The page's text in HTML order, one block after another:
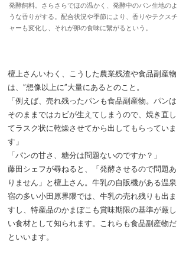
発酵飼料。さらさらでほの温かく、発酵中のパン生地のよ
うな香りがする。配合状況や季節により、香りやテクスチ
ャーも変化し、それが卵の食味に繋がるという。
檀上さんいわく、こうした農業残渣や食品副産物
は、”想像以上に”大量にあるとのこと。
「例えば、売れ残ったパンも食品副産物。パンは
そのままではカビが生えてしまうので、焼き直し
てラスク状に乾燥させてから出してもらっていま
す」
「パンの甘さ、糖分は問題ないのですか？」
藤田シェフが尋ねると、「発酵させるので問題あ
りません」と檀上さん。牛乳の自販機がある温泉
宿の多い小田原界隈では、牛乳の売れ残りも出ま
すし、特産品のかまぼこも賞味期限の基準が厳し
い食材として知られます。これらも食品副産物だ
といいます。